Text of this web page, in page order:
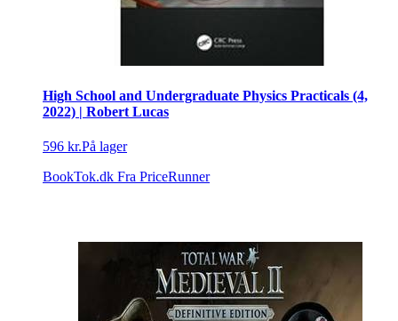
High School and Undergraduate Physics Practicals (4,
2022) | Robert Lucas
596 kr.På lager
BookTok.dk Fra PriceRunner